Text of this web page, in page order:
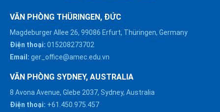
VĂN PHÒNG THÜRINGEN, ĐỨC
Magdeburger Allee 26, 99086 Erfurt, Thüringen, Germany
Điện thoại: 015208273702
Email: ger_office@amec.edu.vn
VĂN PHÒNG SYDNEY, AUSTRALIA
8 Avona Avenue, Glebe 2037, Sydney, Australia
Điện thoại: +61.450.975.457